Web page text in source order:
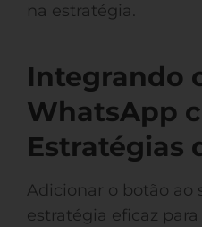
na estratégia.
Integrando
WhatsApp
Estratégias
Adicionar o botão ao
estratégia eficaz